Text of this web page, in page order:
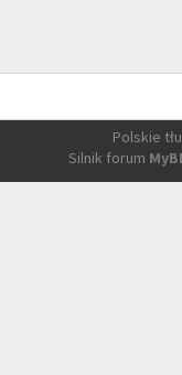
Polskie
Silnik forum